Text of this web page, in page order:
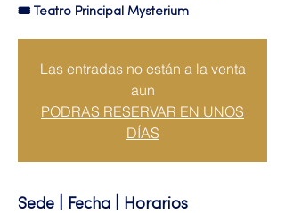
🎟 Teatro Principal Mysterium
Las entradas no están a la venta
aun
PODRAS RESERVAR EN UNOS
DÍAS
Sede | Fecha | Horarios